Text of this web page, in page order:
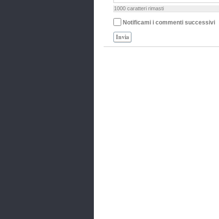
1000 caratteri rimasti
Notificami i commenti successivi
Invia